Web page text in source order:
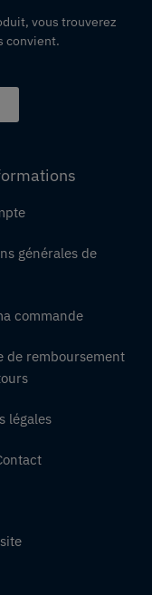
vous trouverez
convient.
générales de
commande
de remboursement
légales